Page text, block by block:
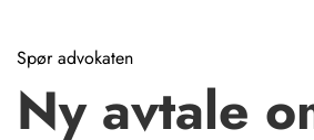
FOR FORFATTERE
Spør advokaten
Ny avtale